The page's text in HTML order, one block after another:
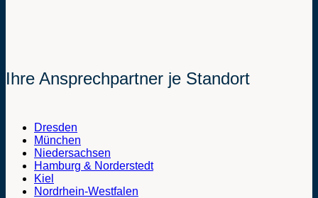
Ihre Ansprechpartner je Standort
Dresden
München
Niedersachsen
Hamburg & Norderstedt
Kiel
Nordrhein-Westfalen